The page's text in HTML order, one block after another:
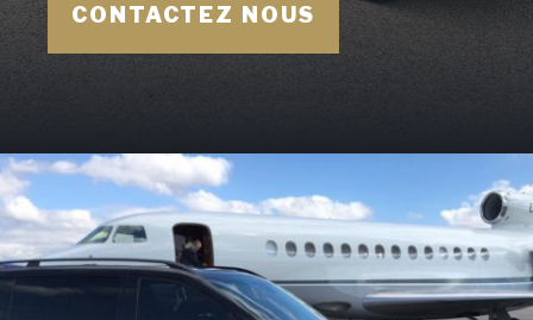
CONTACTEZ NOUS